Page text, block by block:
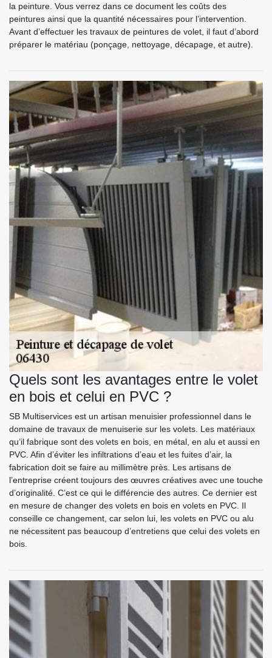
la peinture. Vous verrez dans ce document les coûts des
peintures ainsi que la quantité nécessaires pour l’intervention.
Avant d’effectuer les travaux de peintures de volet, il faut d’abord
préparer le matériau (ponçage, nettoyage, décapage, et autre).
Quels sont les avantages entre le volet
en bois et celui en PVC ?
SB Multiservices est un artisan menuisier professionnel dans le
domaine de travaux de menuiserie sur les volets. Les matériaux
qu’il fabrique sont des volets en bois, en métal, en alu et aussi en
PVC. Afin d’éviter les infiltrations d’eau et les fuites d’air, la
fabrication doit se faire au millimètre près. Les artisans de
l’entreprise créent toujours des œuvres créatives avec une touche
d’originalité. C’est ce qui le différencie des autres. Ce dernier est
en mesure de changer des volets en bois en volets en PVC. Il
conseille ce changement, car selon lui, les volets en PVC ou alu
ne nécessitent pas beaucoup d’entretiens que celui des volets en
bois.